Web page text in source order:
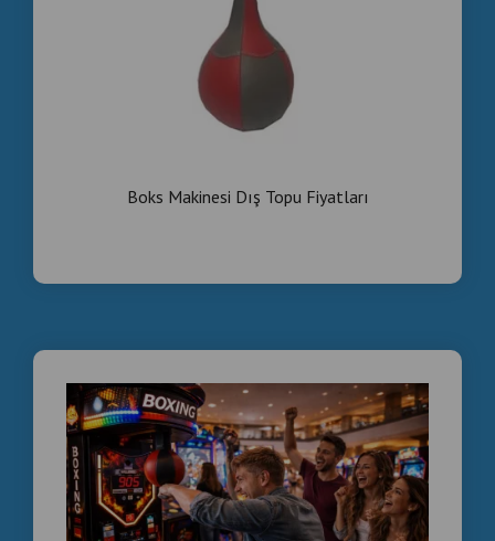
ürün ve maliyet karşılaştırması yapmaktadır.
Ancak burada önemli bir konu vardır:
Hepsiburada gibi pazaryerlerinde satılan ürünler genellikle
perakende fiyat üzerinden listelenmektedir.
Hepsiburada’da Boks
Makinesi Fiyatları Neye
Göre Değişir?
Boks Makinesi Dış Topu Fiyatları